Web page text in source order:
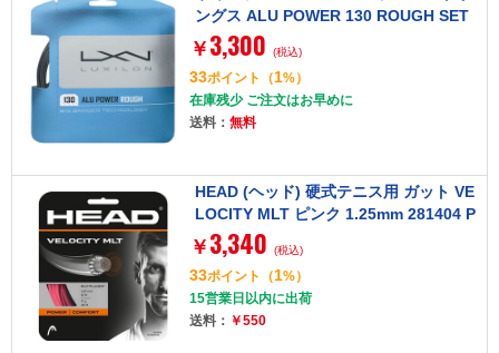
ングス ALU POWER 130 ROUGH SET
シルバー [硬式テニス用ガット]
￥ 3,300 (税込)
33ポイント （1%）
在庫残少 ご注文はお早めに
送料： 無料
HEAD (ヘッド) 硬式テニス用 ガット VE
LOCITY MLT ピンク 1.25mm 281404 P
K
￥ 3,340 (税込)
33ポイント （1%）
15営業日以内に出荷
送料： ￥550